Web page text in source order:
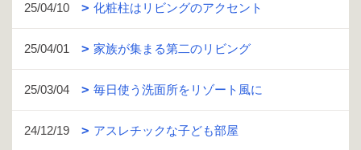
25/04/10 化粧柱はリビングのアクセント
25/04/01 家族が集まる第二のリビング
25/03/04 毎日使う洗面所をリゾート風に
24/12/19 アスレチックな子ども部屋